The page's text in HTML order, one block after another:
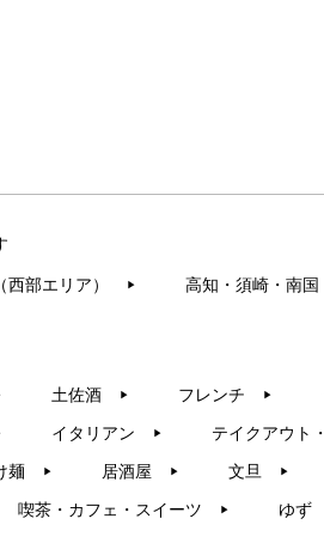
部エリア） ▶︎ 高知・須崎・南国
土佐酒 ▶︎ フレンチ ▶︎
イタリアン ▶︎ テイクアウト
麺 ▶︎ 居酒屋 ▶︎ 文旦 ▶︎
喫茶・カフェ・スイーツ ▶︎ ゆず